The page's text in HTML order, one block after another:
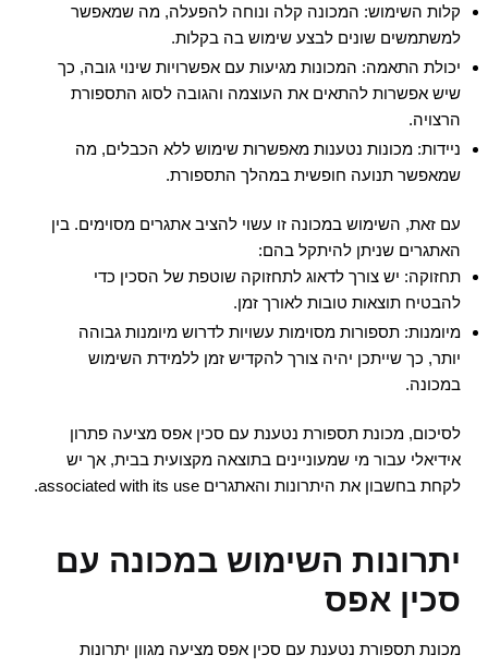
קלות השימוש: המכונה קלה ונוחה להפעלה, מה שמאפשר
למשתמשים שונים לבצע שימוש בה בקלות.
יכולת התאמה: המכונות מגיעות עם אפשרויות שינוי גובה, כך
שיש אפשרות להתאים את העוצמה והגובה לסוג התספורת
הרצויה.
ניידות: מכונות נטענות מאפשרות שימוש ללא הכבלים, מה
שמאפשר תנועה חופשית במהלך התספורת.
עם זאת, השימוש במכונה זו עשוי להציב אתגרים מסוימים. בין
האתגרים שניתן להיתקל בהם:
תחזוקה: יש צורך לדאוג לתחזוקה שוטפת של הסכין כדי
להבטיח תוצאות טובות לאורך זמן.
מיומנות: תספורות מסוימות עשויות לדרוש מיומנות גבוהה
יותר, כך שייתכן יהיה צורך להקדיש זמן ללמידת השימוש
במכונה.
לסיכום, מכונת תספורת נטענת עם סכין אפס מציעה פתרון
אידיאלי עבור מי שמעוניינים בתוצאה מקצועית בבית, אך יש
לקחת בחשבון את היתרונות והאתגרים associated with its use.
יתרונות השימוש במכונה עם
סכין אפס
מכונת תספורת נטענת עם סכין אפס מציעה מגוון יתרונות